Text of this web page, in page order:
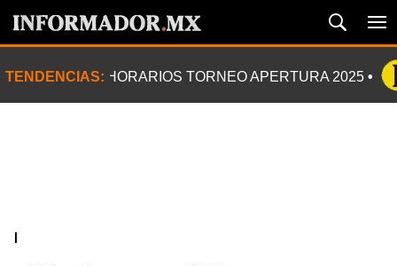
TENDENCIAS: HORARIOS TORNEO APERTURA 2025